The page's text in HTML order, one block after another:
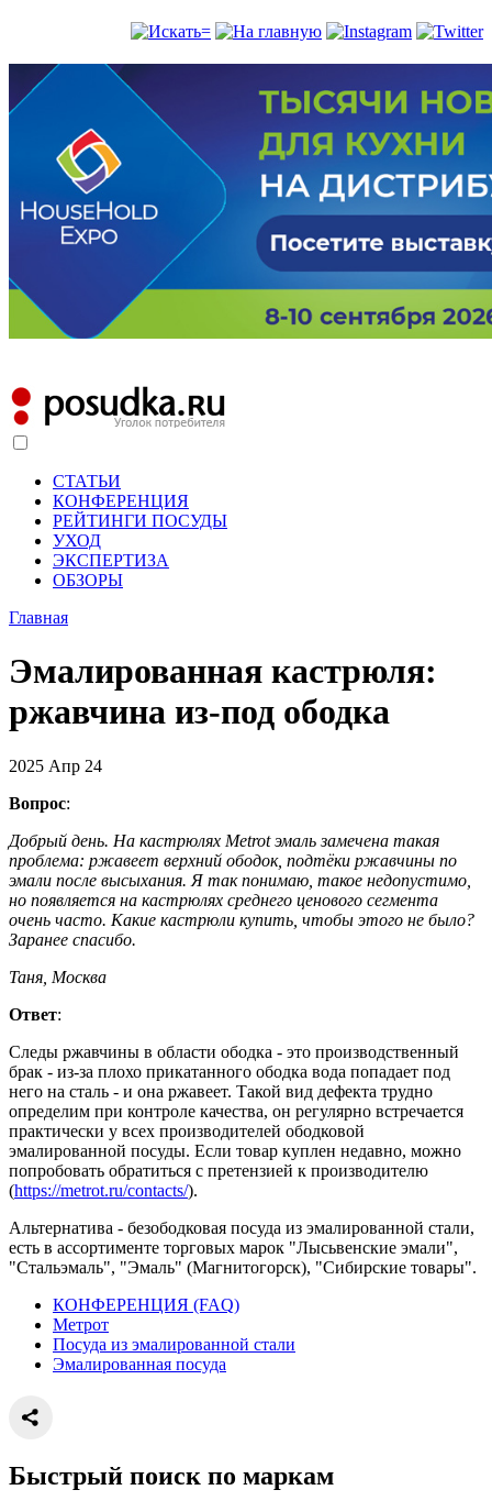
СТАТЬИ
КОНФЕРЕНЦИЯ
РЕЙТИНГИ ПОСУДЫ
УХОД
ЭКСПЕРТИЗА
ОБЗОРЫ
Главная
Эмалированная кастрюля:
ржавчина из-под ободка
2025 Апр 24
Вопрос:
Добрый день. На кастрюлях Metrot эмаль замечена такая
проблема: ржавеет верхний ободок, подтёки ржавчины по
эмали после высыхания. Я так понимаю, такое недопустимо,
но появляется на кастрюлях среднего ценового сегмента
очень часто. Какие кастрюли купить, чтобы этого не было?
Заранее спасибо.
Таня, Москва
Ответ:
Следы ржавчины в области ободка - это производственный
брак - из-за плохо прикатанного ободка вода попадает под
него на сталь - и она ржавеет. Такой вид дефекта трудно
определим при контроле качества, он регулярно встречается
практически у всех производителей ободковой
эмалированной посуды. Если товар куплен недавно, можно
попробовать обратиться с претензией к производителю
(https://metrot.ru/contacts/).
Альтернатива - безободковая посуда из эмалированной стали,
есть в ассортименте торговых марок "Лысьвенские эмали",
"Стальэмаль", "Эмаль" (Магнитогорск), "Сибирские товары".
КОНФЕРЕНЦИЯ (FAQ)
Метрот
Посуда из эмалированной стали
Эмалированная посуда
Быстрый поиск по маркам